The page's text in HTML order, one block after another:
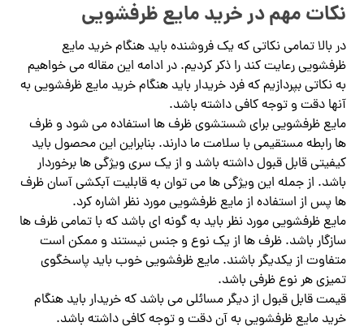
نکات مهم در خرید مایع ظرفشویی
در بالا تمامی نکاتی که یک فروشنده باید هنگام خرید مایع
ظرفشویی رعایت کند را ذکر کردیم. در ادامه این مقاله می خواهیم
به نکاتی بپردازیم که فرد خریدار باید هنگام خرید مایع ظرفشویی به
آنها دقت و توجه کافی داشته باشد.
مایع ظرفشویی برای شستشوی ظرف ها استفاده می شود و ظرف
ها رابطه مستقیمی با سلامت ما دارند. بنابراین این محصول باید
کیفیتی قابل قبول داشته باشد و از یک سری ویژگی ها برخوردار
باشد. از جمله این ویژگی ها می توان به قابلیت آبکشی آسان ظرف
ها پس از استفاده از مایع ظرفشویی مورد نظر اشاره کرد.
مایع ظرفشویی مورد نظر باید به گونه ای باشد که با تمامی ظرف ها
سازگار باشد. ظرف ها از یک نوع و جنس نیستند و ممکن است
متفاوت از یکدیگر باشند. مایع ظرفشویی خوب باید پاسخگوی
تمیزی هر نوع ظرفی باشد.
قیمت قابل قبول از دیگر مسائلی می باشد که خریدار باید هنگام
خرید مایع ظرفشویی به آن دقت و توجه کافی داشته باشد.